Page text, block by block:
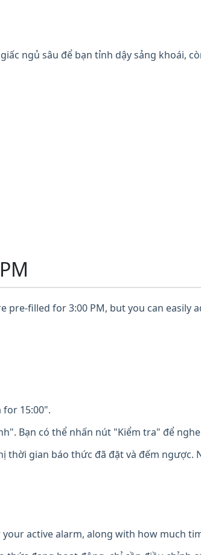
ngủ sâu để bạn tỉnh dậy sảng khoái,
pre-filled for 3:00 PM, but you can easily
for 15:00".
Bạn có thể nhấn nút "Kiểm tra" để
gian báo thức đã đặt và đếm ngược.
active alarm, along with how much